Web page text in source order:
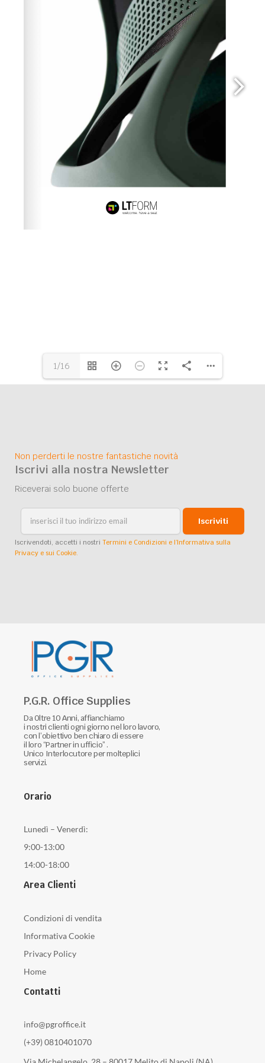
1/16
Non perderti le nostre fantastiche novità
Iscrivi alla nostra Newsletter
Riceverai solo buone offerte
Iscriviti
Iscrivendoti, accetti i nostri Termini e Condizioni e l’Informativa sulla
Privacy e sui Cookie.
P.G.R. Office Supplies
Da Oltre 10 Anni, affianchiamo
i nostri clienti ogni giorno nel loro lavoro,
con l’obiettivo ben chiaro di essere
il loro “Partner in ufficio” .
Unico Interlocutore per molteplici
servizi.
Orario
Lunedì – Venerdì:
9:00-13:00
14:00-18:00
Area Clienti
Condizioni di vendita
Informativa Cookie
Privacy Policy
Home
Contatti
info@pgroffice.it
(+39) 0810401070